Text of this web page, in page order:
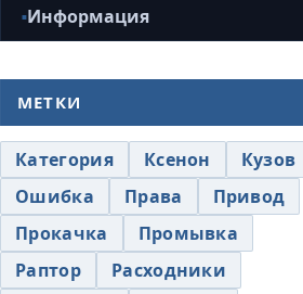
Информация
МЕТКИ
Категория Ксенон
Кузов
Ошибка
Права
Привод
Прокачка
Промывка
Раптор
Расходники